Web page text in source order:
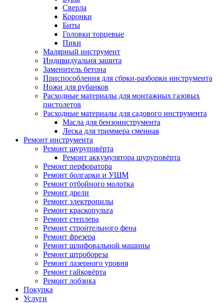
Сверла
Коронки
Биты
Головки торцевые
Пики
Малярный инструмент
Индивидуальня защита
Заменитель бетона
Приспособления для сбрки-разборки инструмента
Ножи для рубанков
Расходные материалы для монтажных газовых
пистолетов
Расходные материалы для садового инструмента
Масла для бензоинструмента
Леска для триммера сменная
Ремонт инструмента
Ремонт шуруповёрта
Ремонт аккумулятора шуруповёрта
Ремонт перфоратора
Ремонт болгарки и УШМ
Ремонт отбойного молотка
Ремонт дрели
Ремонт электропилы
Ремонт краскопульта
Ремонт степлера
Ремонт строительного фена
Ремонт фрезера
Ремонт шлифовальной машины
Ремонт штробореза
Ремонт лазерного уровня
Ремонт гайковёрта
Ремонт лобзика
Покупка
Услуги